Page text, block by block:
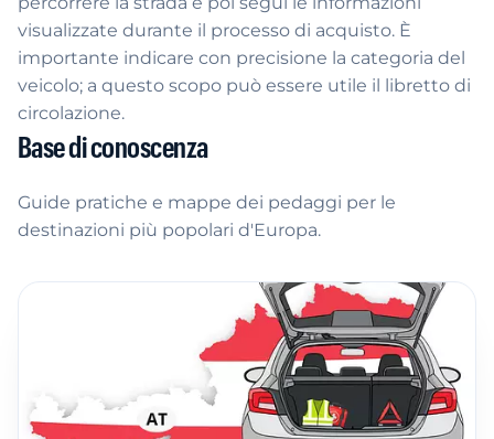
visualizzate durante il processo di acquisto. È
importante indicare con precisione la categoria del
veicolo; a questo scopo può essere utile il libretto di
circolazione.
Base di conoscenza
Guide pratiche e mappe dei pedaggi per le
destinazioni più popolari d'Europa.